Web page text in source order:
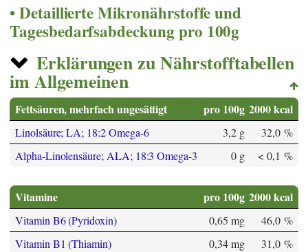
Detaillierte Mikronährstoffe und
Tagesbedarfsabdeckung pro 100g
Erklärungen zu Nährstofftabellen
im Allgemeinen
Fettsäuren, mehrfach ungesättigt pro 100g 2000 kcal
Linolsäure; LA; 18:2 Omega-6 3,2 g
32,0 %
Alpha-Linolensäure; ALA; 18:3 Omega-3
0 g < 0,1 %
Vitamine pro 100g 2000 kcal
Vitamin B6 (Pyridoxin) 0,65 mg
46,0 %
Vitamin B1 (Thiamin)
0,34 mg
31,0 %